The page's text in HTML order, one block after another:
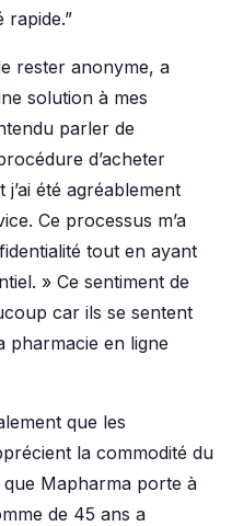
rapide.”
rester anonyme, a
solution à mes
parler de
d’acheter
été agréablement
Ce processus m’a
tout en ayant
» Ce sentiment de
car ils se sentent
pharmacie en ligne
que les
la commodité du
que Mapharma porte à
de 45 ans a